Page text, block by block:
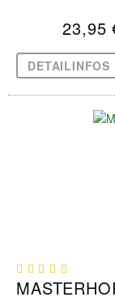
23,95
DETAILINFOS